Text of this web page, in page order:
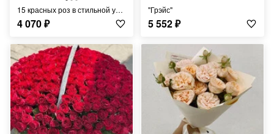
15 красных роз в стильной упаковке
4 070₽
"Грэйс"
5 552₽